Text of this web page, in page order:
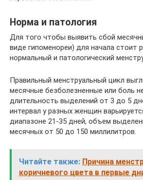
Норма и патология
Для того чтобы выявить сбой
виде гипоменореи) для начала стоит
нормальный и патологический
Правильный менструальный цикл
месячные безболезненные или боль
длительность выделений от 3 до 5
интервал у разных женщин
диапазоне 21-35 дней, объем
месячных от 50 до 150 миллилитров.
Читайте также: Причина
коричневого цвета в первые